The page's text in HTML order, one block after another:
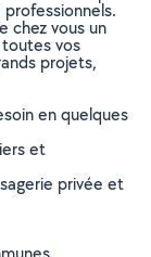
chez vous un
vos
projets,
en quelques
et
privée et